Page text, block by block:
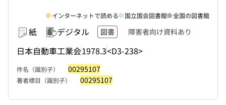
紙 デジタル 図書 障害者向け資料あり
日本自動車工業会1978.3<D3-238>
インターネットで読める 国立国会図書館 全国の図書館
件名（識別子） 00295107
著者標目（識別子） 00295107